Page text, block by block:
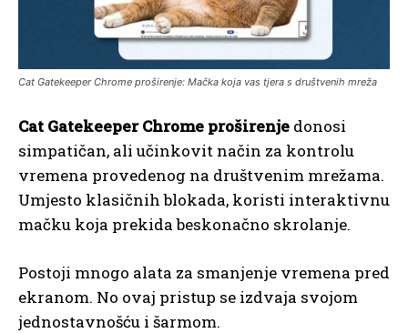
Cat Gatekeeper Chrome proširenje: Mačka koja vas tjera s društvenih mreža
Cat Gatekeeper Chrome proširenje donosi
simpatičan, ali učinkovit način za kontrolu
vremena provedenog na društvenim mrežama.
Umjesto klasičnih blokada, koristi interaktivnu
mačku koja prekida beskonačno skrolanje.
Postoji mnogo alata za smanjenje vremena pred
ekranom. No ovaj pristup se izdvaja svojom
jednostavnošću i šarmom.